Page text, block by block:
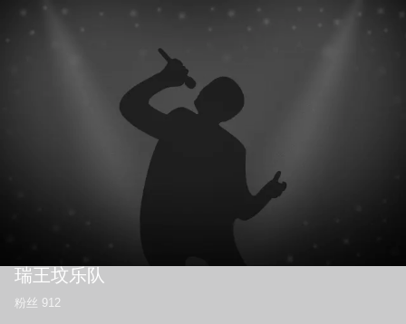
瑞王坟乐队
粉丝 912